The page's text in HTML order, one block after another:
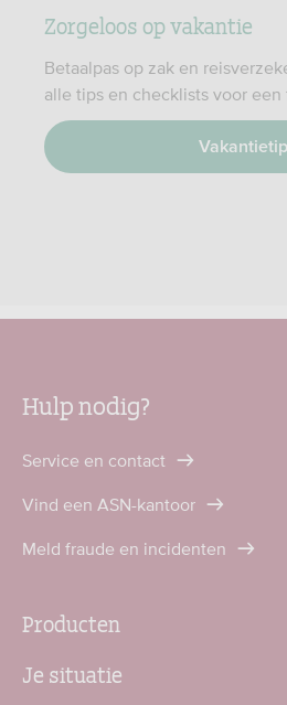
Zorgeloos op vakantie
Betaalpas op zak en
alle tips en checklists voor een
Hulp nodig?
Service en contact
Vind een ASN-kantoor
Meld fraude en incidenten
Producten
Je situatie